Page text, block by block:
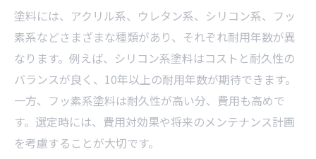
塗料には、アクリル系、ウレタン系、シリコン系、フッ
素系などさまざまな種類があり、それぞれ耐用年数が異
なります。例えば、シリコン系塗料はコストと耐久性の
バランスが良く、10年以上の耐用年数が期待できます。
一方、フッ素系塗料は耐久性が高い分、費用も高めで
す。選定時には、費用対効果や将来のメンテナンス計画
を考慮することが大切です。